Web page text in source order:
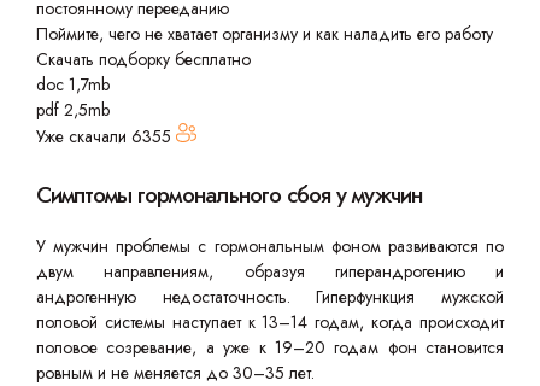
постоянному перееданию
Поймите, чего не хватает организму и как наладить его работу
Скачать подборку бесплатно
doc 1,7mb
pdf 2,5mb
Уже скачали 6355
Симптомы гормонального сбоя у мужчин
У мужчин проблемы с гормональным фоном развиваются по
двум направлениям, образуя гиперандрогению и
андрогенную недостаточность. Гиперфункция мужской
половой системы наступает к 13–14 годам, когда происходит
половое созревание, а уже к 19–20 годам фон становится
ровным и не меняется до 30–35 лет.